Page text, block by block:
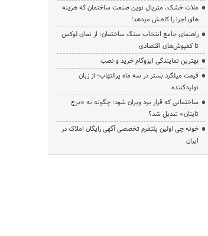
ملات خشک، متریال نوین صنعت ساختمان که هزینه‌
های اجرا را کاهش میدهد!
راهنمای جامع انتخاب سنگ ساختمان؛ از نمای لوکس
تا کفپوش‌های اقتصادی
بهترین نمایندگی ایزوگام خرید و نصب
قیمت میلگرد بستر در سه ماه پرالتهاب؛ از زبان
تولیدکننده
ساختمانی که قرار بود ویران شود؛ چگونه به «برج
تایتان» تبدیل شد؟
خونه چی اولین پلتفرم تخصصی آگهی رایگان املاک در
ایران